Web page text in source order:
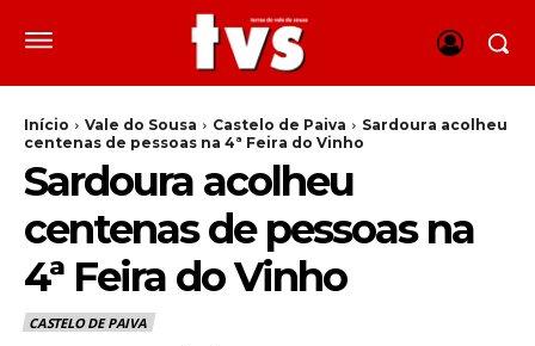
Início Vale do Sousa Castelo de Paiva
Sardoura acolheu
centenas de pessoas na 4ª Feira do Vinho
Sardoura acolheu
centenas de pessoas na
4ª Feira do Vinho
CASTELO DE PAIVA